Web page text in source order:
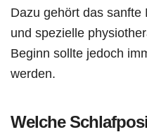
Dazu gehört das
und spezielle
Beginn sollte jedoch
werden.
Welche